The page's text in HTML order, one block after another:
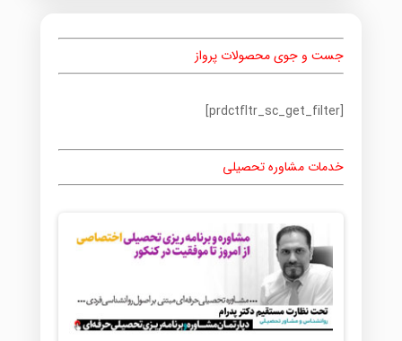
جست و جوی محصولات پرواز
[prdctfltr_sc_get_filter]
خدمات مشاوره تحصیلی